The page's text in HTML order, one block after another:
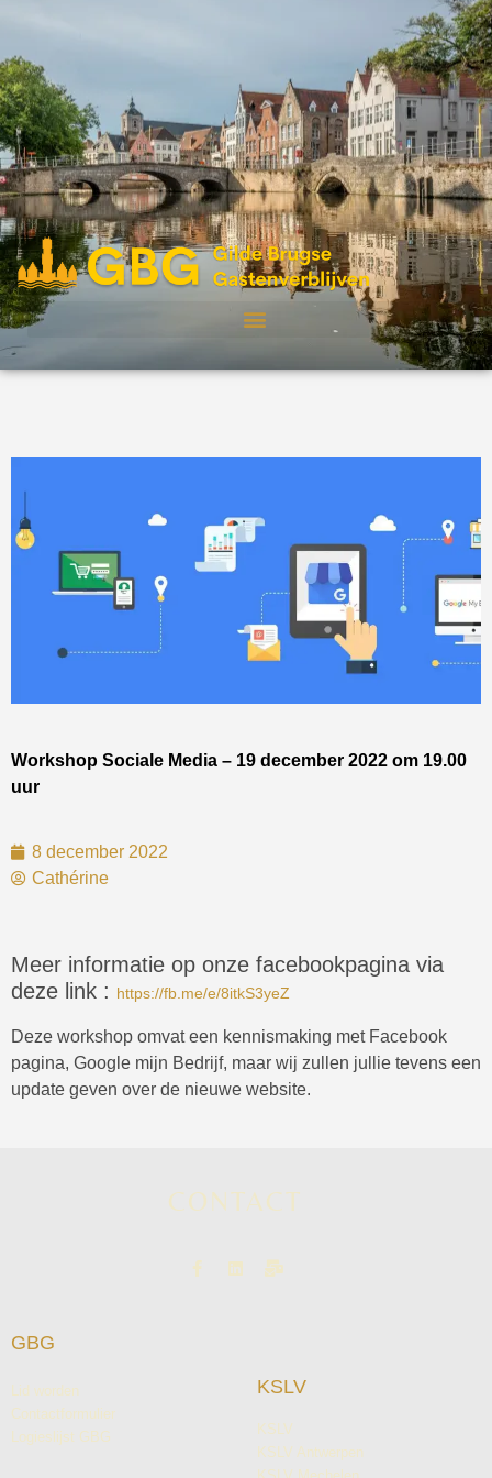
Workshop Sociale Media – 19 december 2022 om 19.00
uur
8 december 2022
Cathérine
Meer informatie op onze facebookpagina via
deze link : https://fb.me/e/8itkS3yeZ
Deze workshop omvat een kennismaking met Facebook
pagina, Google mijn Bedrijf, maar wij zullen jullie tevens een
update geven over de nieuwe website.
CONTACT
GBG
Lid worden
Contactformulier
Logieslijst GBG
KSLV
KSLV
KSLV Antwerpen